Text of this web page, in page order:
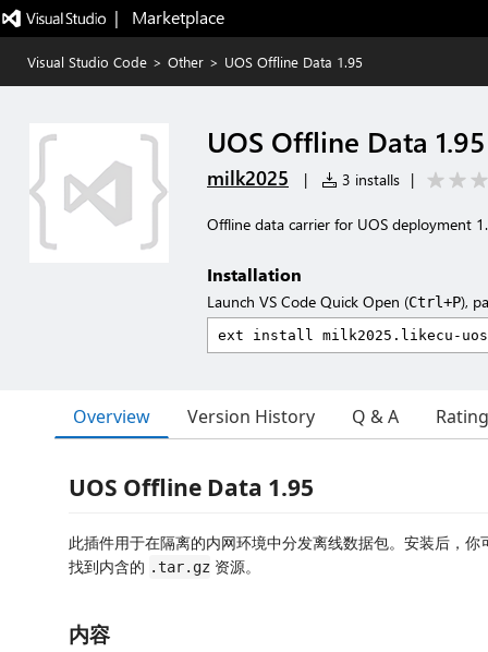
|   Marketplace
Visual Studio Code > Other > UOS Offline Data 1.95
UOS Offline Data 1.95
milk2025 | 3 installs |
Offline data carrier for UOS deployment
Installation
Launch VS Code Quick Open (Ctrl+P),
Overview Version History Q & A
UOS Offline Data 1.95
此插件用于在隔离的内网环境中分发离线数据包。安装后，
找到内含的 .tar.gz 资源。
内容